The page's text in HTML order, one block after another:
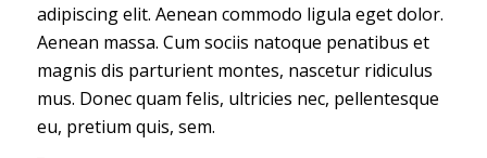
adipiscing elit. Aenean commodo ligula eget dolor.
Aenean massa. Cum sociis natoque penatibus et
magnis dis parturient montes, nascetur ridiculus
mus. Donec quam felis, ultricies nec, pellentesque
eu, pretium quis, sem.